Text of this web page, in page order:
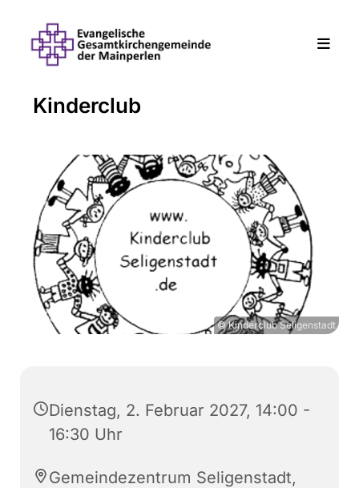
Kinderclub
© Kinderclub Seligenstadt
Dienstag, 2. Februar 2027, 14:00 -
16:30 Uhr
Gemeindezentrum Seligenstadt,